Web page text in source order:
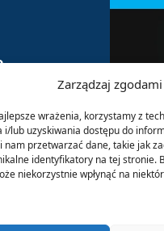
Zarządzaj zgodami
wrażenia, korzystamy z
i/lub uzyskiwania dostępu do
przetwarzać dane, takie jak
identyfikatory na tej stronie.
niekorzystnie wpłynąć na